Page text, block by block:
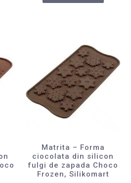
Matrita – Forma
ciocolata din silicon
fulgi de zapada Choco
Frozen, Silikomart